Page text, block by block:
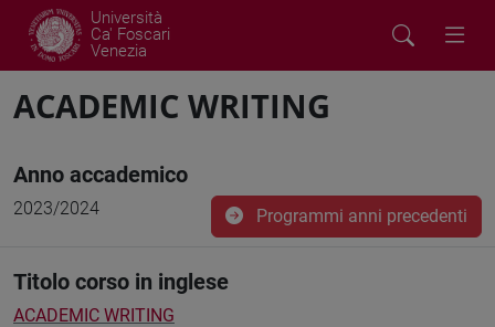
Università
Ca' Foscari
Venezia
ACADEMIC WRITING
Anno accademico
2023/2024 Programmi anni precedenti
Titolo corso in inglese
ACADEMIC WRITING